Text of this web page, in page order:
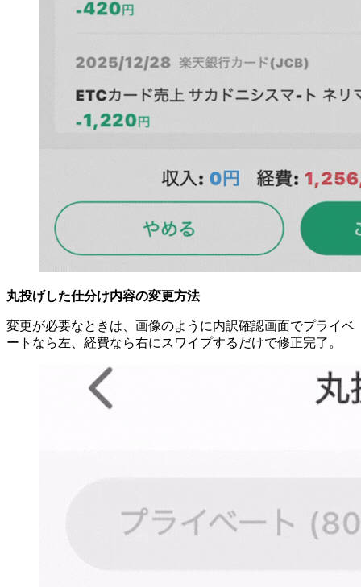
丸投げした仕分け内容の変更方法
変更が必要なときは、画像のように内訳確認画面でプライベ
ートなら左、経費なら右にスワイプするだけで修正完了。